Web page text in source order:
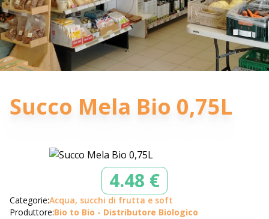
Succo Mela Bio 0,75L
4.48 €
Categorie:Acqua, succhi di frutta e soft
Produttore:Bio to Bio - Distributore Biologico